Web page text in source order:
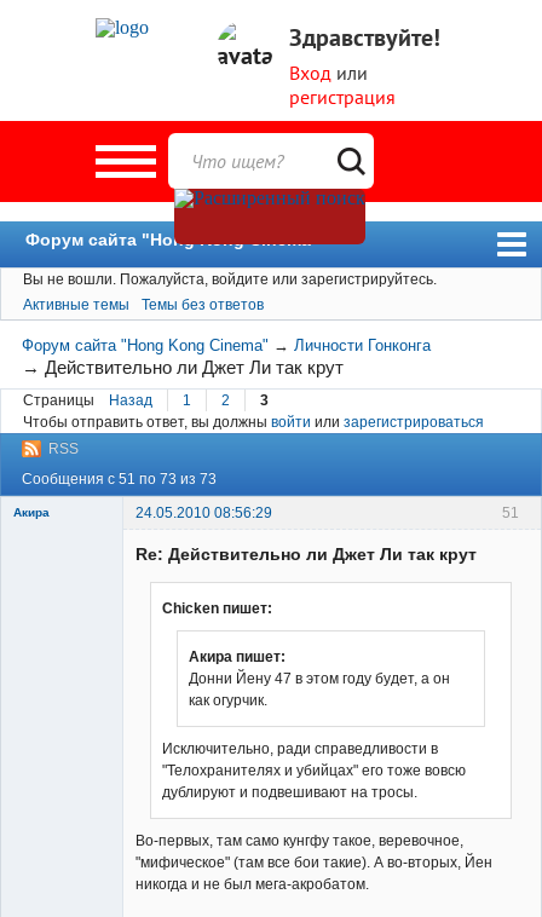
Здравствуйте!
Вход или
регистрация
Форум сайта "Hong Kong Cinema"
Форум
Новости
Пользователи
Поиск
Вы не вошли. Пожалуйста, войдите или зарегистрируйтесь.
Активные темы
Темы без ответов
Форум сайта "Hong Kong Cinema" →Личности Гонконга
→Действительно ли Джет Ли так крут
Страницы Назад 1 2
3
Чтобы отправить ответ, вы должны войти или зарегистрироваться
RSS
Сообщения с 51 по 73 из 73
51
Акира 24.05.2010 08:56:29
Re: Действительно ли Джет Ли так крут
Chicken пишет:
Акира пишет:
Донни Йену 47 в этом году будет, а он
как огурчик.
Исключительно, ради справедливости в
"Телохранителях и убийцах" его тоже вовсю
дублируют и подвешивают на тросы.
Во-первых, там само кунгфу такое, веревочное,
"мифическое" (там все бои такие). А во-вторых, Йен
никогда и не был мега-акробатом.